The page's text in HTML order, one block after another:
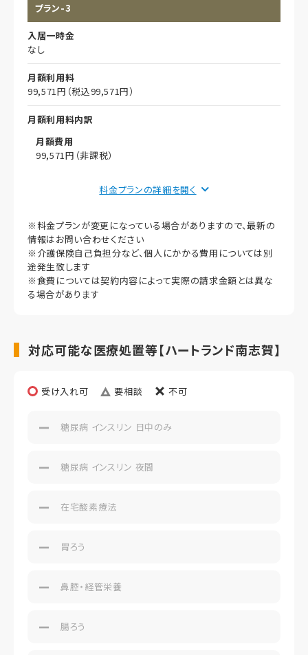
想定居住期間（償却年月数）
その他事項
プラン-3
入居一時金
なし
月額利用料
99,571円（税込99,571円）
月額利用料内訳
月額費用
99,571円（非課税）
想定居住期間（償却年月数）
その他事項
料金プランの詳細を
※料金プランが変更になっている場合がありますので、最新の
情報はお問い合わせください
※介護保険自己負担分など、個人にかかる費用については別
途発生致します
※食費については契約内容によって実際の請求金額とは異な
る場合があります
対応可能な医療処置等【ハートランド南志賀】
受け入れ可 要相談 不可
糖尿病 インスリン 日中のみ
糖尿病 インスリン 夜間
在宅酸素療法
胃ろう
鼻腔・経管栄養
腸ろう